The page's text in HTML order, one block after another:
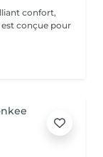
confort,
est conçue pour